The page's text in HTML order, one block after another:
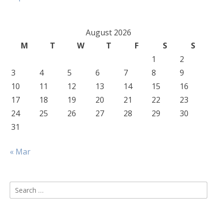
August 2026
M
T W T F S
S
1
2
3
4 5 6 7 8
9
10
11 12 13 14 15
16
17
18 19 20 21 22
23
24
25 26 27 28 29
30
31
« Mar
Search
for: